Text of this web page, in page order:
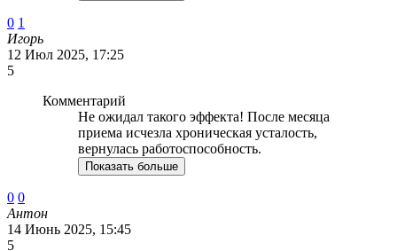
0 1
Игорь
12 Июл 2025, 17:25
5
Комментарий
Не ожидал такого эффекта! После месяца
приема исчезла хроническая усталость,
вернулась работоспособность.
Показать больше
0 0
Антон
14 Июнь 2025, 15:45
5